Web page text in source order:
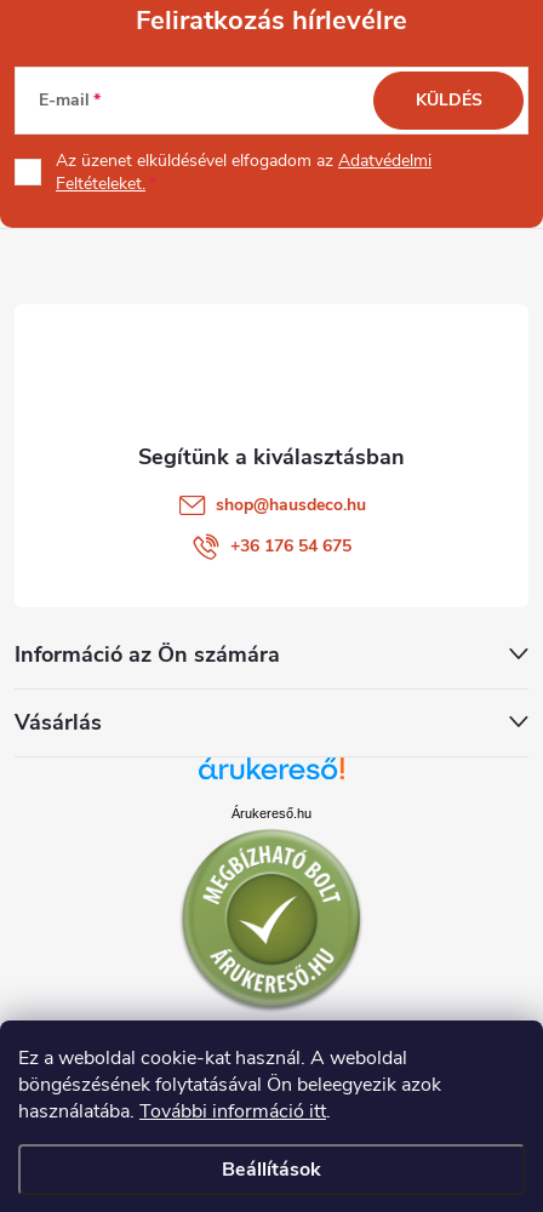
Ez a weboldal cookie-kat használ. A weboldal
böngészésének folytatásával Ön beleegyezik azok
használatába. További információ itt.
Beállítások
L
á
b
Feliratkozás hírlevélre
E-mail
Az üzenet elküldésével elfogadom az Adatvédelmi
Feltételeket.
KÜLDÉS
Információ az Ön számára
Vásárlás
shop@hausdeco.hu
+36 176 54 675
Árukereső.hu